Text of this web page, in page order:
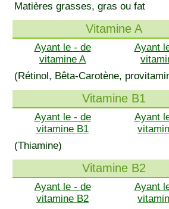
Matières grasses, gras ou fat
Vitamine A
Ayant le - de
vitamine A
Ayant
(Rétinol, Bêta-Carotène,
Vitamine B1
Ayant le - de
vitamine B1
Ayant
(Thiamine)
Vitamine B2
Ayant le - de
vitamine B2
Ayant